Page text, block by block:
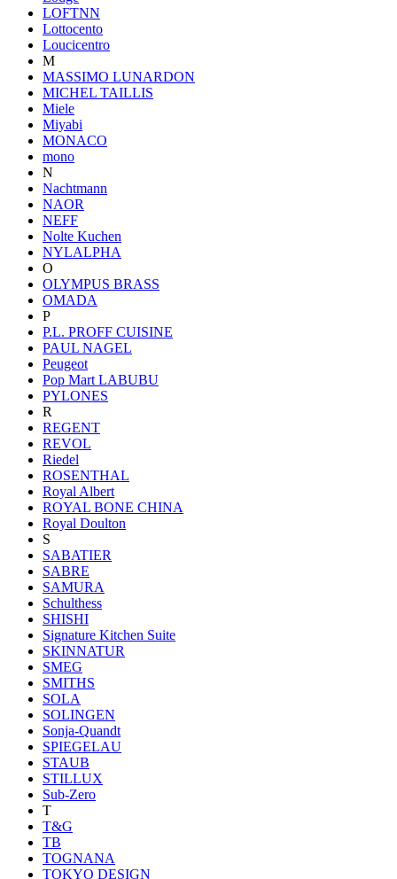
LOFTNN
Lottocento
Loucicentro
M
MASSIMO LUNARDON
MICHEL TAILLIS
Miele
Miyabi
MONACO
mono
N
Nachtmann
NAOR
NEFF
Nolte Kuchen
NYLALPHA
O
OLYMPUS BRASS
OMADA
P
P.L. PROFF CUISINE
PAUL NAGEL
Peugeot
Pop Mart LABUBU
PYLONES
R
REGENT
REVOL
Riedel
ROSENTHAL
Royal Albert
ROYAL BONE CHINA
Royal Doulton
S
SABATIER
SABRE
SAMURA
Schulthess
SHISHI
Signature Kitchen Suite
SKINNATUR
SMEG
SMITHS
SOLA
SOLINGEN
Sonja-Quandt
SPIEGELAU
STAUB
STILLUX
Sub-Zero
T
T&G
TB
TOGNANA
TOKYO DESIGN